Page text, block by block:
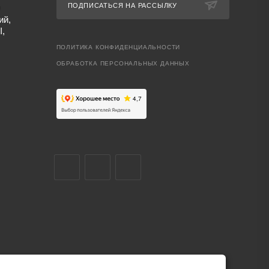
ПОДПИСАТЬСЯ НА РАССЫЛКУ
ПОЛИТИКА КОНФИДЕНЦИАЛЬНОСТИ
ОБРАБОТКА ПЕРСОНАЛЬНЫХ ДАННЫХ